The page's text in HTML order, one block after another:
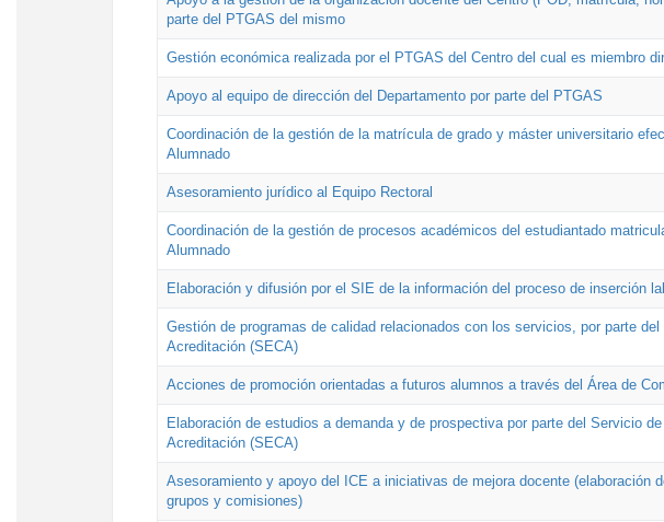
parte del PTGAS del mismo
Gestión económica realizada por el PTGAS del Centro del cual es miembro
Apoyo al equipo de dirección del Departamento por parte del PTGAS
Coordinación de la gestión de la matrícula de grado y máster universitario
Alumnado
Asesoramiento jurídico al Equipo Rectoral
Coordinación de la gestión de procesos académicos del estudiantado
Alumnado
Elaboración y difusión por el SIE de la información del proceso de inserción
Gestión de programas de calidad relacionados con los servicios, por parte
Acreditación (SECA)
Acciones de promoción orientadas a futuros alumnos a través del Área de
Elaboración de estudios a demanda y de prospectiva por parte del Servicio
Acreditación (SECA)
Asesoramiento y apoyo del ICE a iniciativas de mejora docente (elaboración
grupos y comisiones)